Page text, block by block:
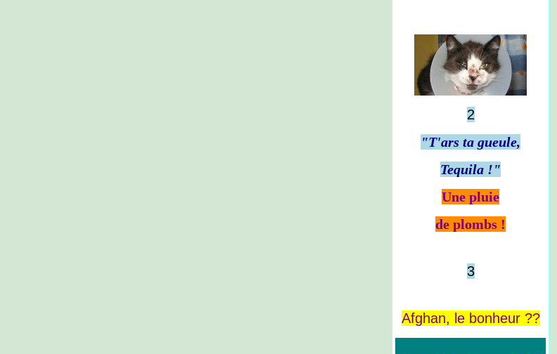
2
"T'ars ta gueule,
Tequila !"
Une pluie
de plombs !
3
Afghan, le bonheur ??